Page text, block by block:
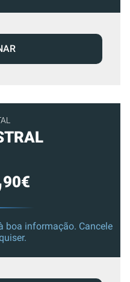
90€
boa informação. Cancele